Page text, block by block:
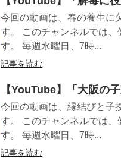
今回の動画は、春の養生に
す。 このチャンネルでは
す。 毎週水曜日、7時...
記事を読む
【YouTube】「大阪の
今回の動画は、縁結びと子
す。 このチャンネルでは
す。 毎週水曜日、7時...
記事を読む